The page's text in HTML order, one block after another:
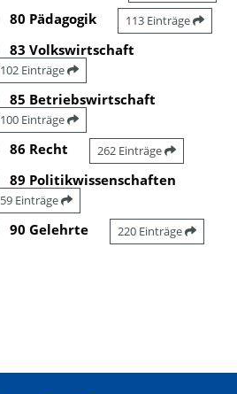
80 Pädagogik 113 Einträge
83 Volkswirtschaft
102 Einträge
85 Betriebswirtschaft
100 Einträge
86 Recht 262 Einträge
89 Politikwissenschaften
59 Einträge
90 Gelehrte 220 Einträge